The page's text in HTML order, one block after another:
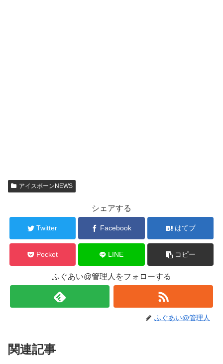
アイスボーンNEWS
シェアする
Twitter Facebook はてブ
Pocket LINE コピー
ふぐあい@管理人をフォローする
ふぐあい@管理人
関連記事